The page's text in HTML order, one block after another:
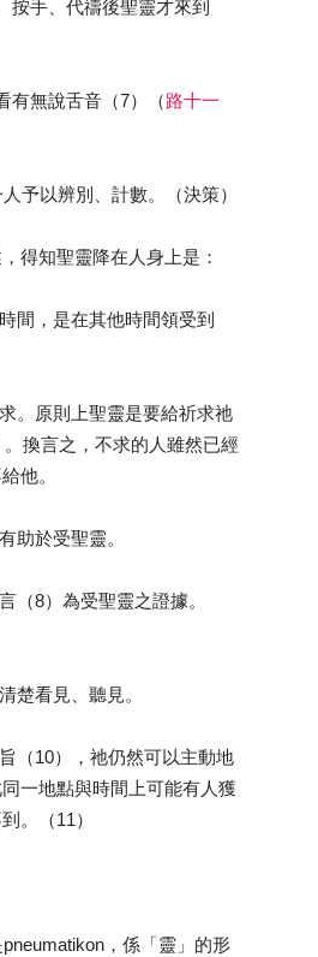
按手、代禱後聖靈才來到
有無說舌音（7）（路十一
予以辨別、計數。（決策）
得知聖靈降在人身上是：
間，是在其他時間領受到
。原則上聖靈是要給祈求祂
。換言之，不求的人雖然已經
他。
助於受聖靈。
（8）為受聖靈之證據。
楚看見、聽見。
（10），祂仍然可以主動地
一地點與時間上可能有人獲
。（11）
pneumatikon，係「靈」的形